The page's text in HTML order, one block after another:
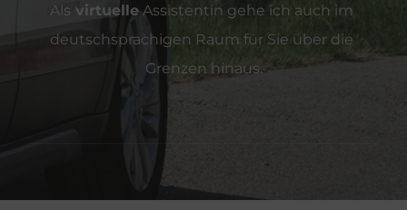
Als virtuelle Assistentin gehe ich auch im
deutschsprachigen Raum für Sie über die
Grenzen hinaus.